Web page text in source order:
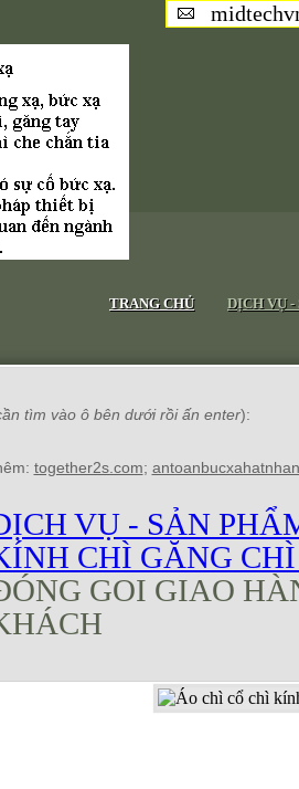
TRANG CHỦ DỊCH VỤ -
tìm vào ô bên dưới rồi ấn enter):
together2s.com;
VỤ - SẢN
CHÌ GĂNG
GOI GIAO